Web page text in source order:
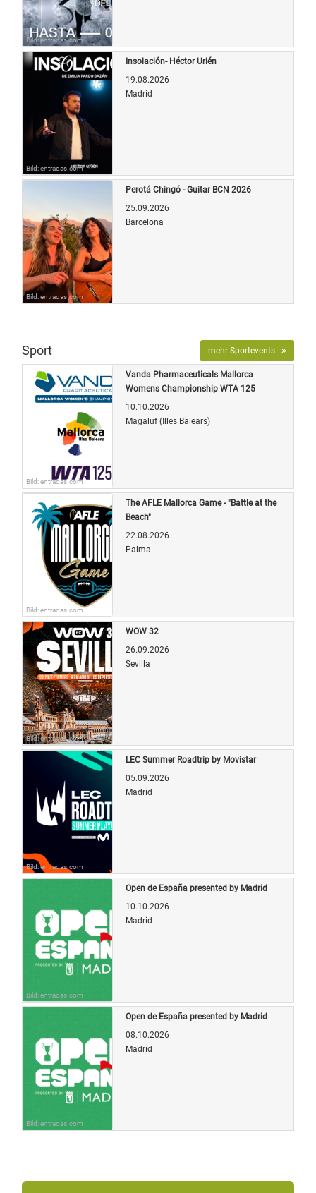
Bild: entradas.com
Bild: entradas.com
Insolación- Héctor Urién
19.08.2026
Madrid
Bild: entradas.com
Perotá Chingó - Guitar BCN 2026
25.09.2026
Barcelona
Sport mehr Sportevents
Bild: entradas.com
Vanda Pharmaceuticals Mallorca
Womens Championship WTA 125
10.10.2026
Magaluf (Illes Balears)
Bild: entradas.com
The AFLE Mallorca Game - "Battle at the
Beach"
22.08.2026
Palma
Bild: entradas.com
WOW 32
26.09.2026
Sevilla
Bild: entradas.com
LEC Summer Roadtrip by Movistar
05.09.2026
Madrid
Bild: entradas.com
Open de España presented by Madrid
10.10.2026
Madrid
Bild: entradas.com
Open de España presented by Madrid
08.10.2026
Madrid